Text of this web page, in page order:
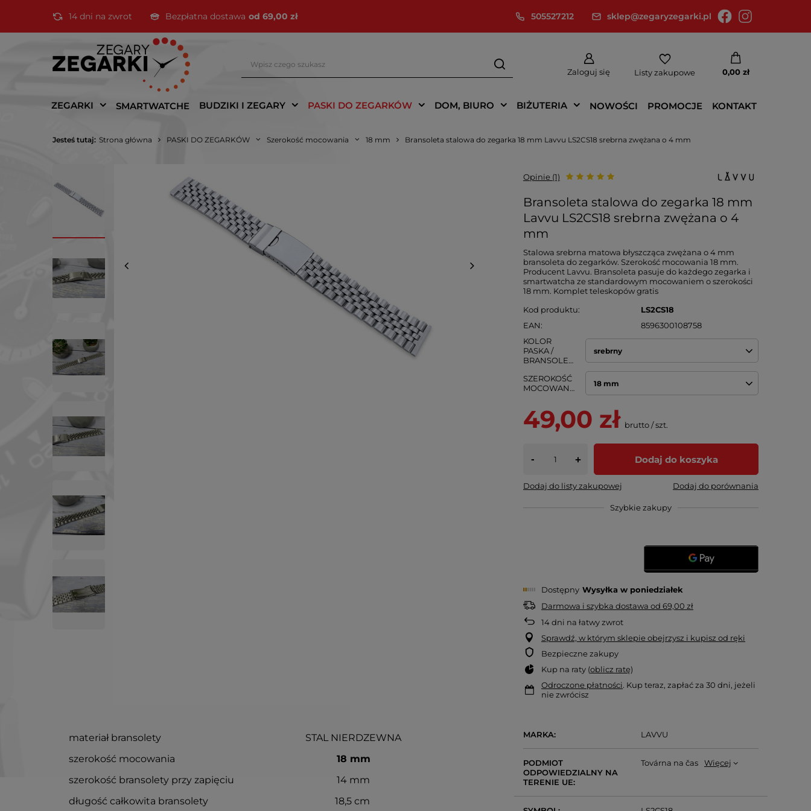
14 dni na zwrot Bezpłatna dostawa od 69,00 zł 505527212 sklep@zegaryzegarki.pl
Zaloguj się Listy zakupowe 0,00 zł
ZEGARKI SMARTWATCHE BUDZIKI I ZEGARY PASKI DO ZEGARKÓW DOM, BIURO BIŻUTERIA NOWOŚCI PROMOCJE KONTAKT
Jesteś tutaj: Strona główna PASKI DO ZEGARKÓW Szerokość mocowania 18 mm Bransoleta stalowa do zegarka 18 mm Lavvu LS2CS18 srebrna zwężana o 4 mm
Opinie (1)
Bransoleta stalowa do zegarka 18 mm
Lavvu LS2CS18 srebrna zwężana o 4
mm
Stalowa srebrna matowa błyszcząca zwężana o 4 mm
bransoleta do zegarków. Szerokość mocowania 18 mm.
Producent Lavvu. Bransoleta pasuje do każdego zegarka i
smartwatcha ze standardowym mocowaniem o szerokości
18 mm. Komplet teleskopów gratis
Kod produktu
LS2CS18
EAN
8596300108758
KOLOR
PASKA /
BRANSOLETY
srebrny
SZEROKOŚĆ
MOCOWANIA
18 mm
49,00 zł brutto/szt.
- + Dodaj do koszyka
Dodaj do listy zakupowej Dodaj do porównania
Szybkie zakupy
Dostępny Wysyłkaw poniedziałek
Darmowa i szybka dostawa od69,00 zł
14dni na łatwy zwrot
Sprawdź, w którym sklepie obejrzysz i kupisz od ręki
Bezpieczne zakupy
Kup na raty (oblicz ratę)
Odroczone płatności. Kup teraz, zapłać za 30 dni, jeżeli
nie zwrócisz
materiał bransolety
STAL NIERDZEWNA
szerokość mocowania
18 mm
szerokość bransolety przy zapięciu
14 mm
długość całkowita bransolety
18,5 cm
MARKA LAVVU
PODMIOT
ODPOWIEDZIALNY NA
TERENIE UE
Továrna na čas Więcej